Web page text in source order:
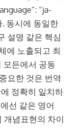
“ja-
. 동시에 동일한
설명 같은 핵심
에 노출되고 최
모든에서 공동
요한 것은 번역
정확히 일치하
선 같은 영어
개념표현의 차이